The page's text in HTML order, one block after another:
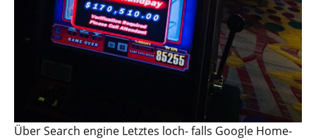
Über Search engine Letztes loch- falls Google Home-